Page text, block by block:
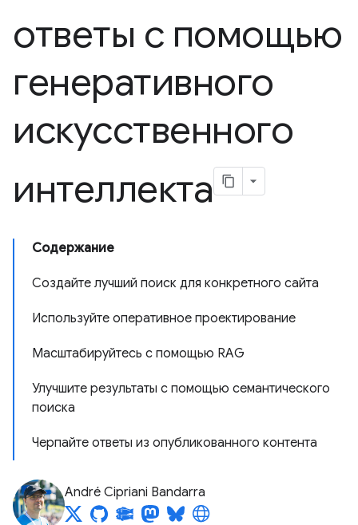
ответы с помощью
генеративного
искусственного
интеллекта
Содержание
Создайте лучший поиск для конкретного сайта
Используйте оперативное проектирование
Масштабируйтесь с помощью RAG
Улучшите результаты с помощью семантического
поиска
Черпайте ответы из опубликованного контента
André Cipriani Bandarra